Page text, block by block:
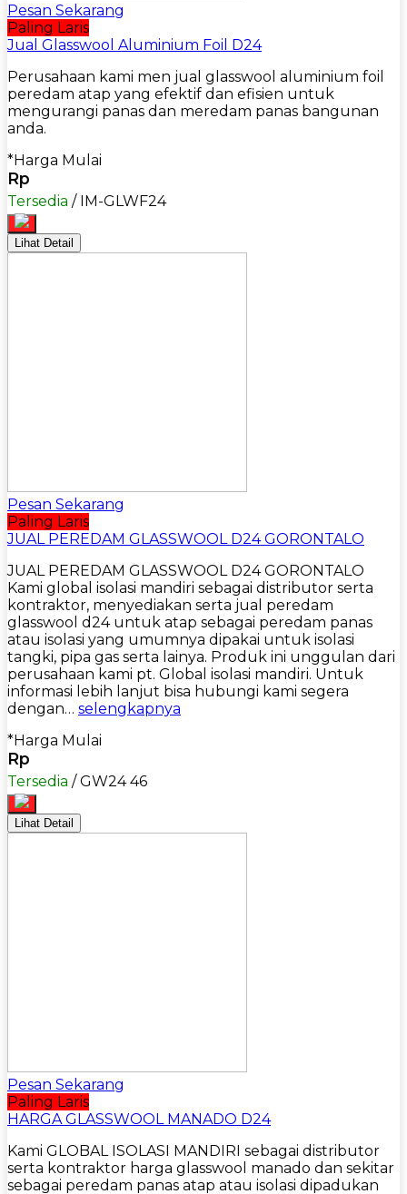
Pesan Sekarang
Paling Laris
Jual Glasswool Aluminium Foil D24
Perusahaan kami men jual glasswool aluminium foil
peredam atap yang efektif dan efisien untuk
mengurangi panas dan meredam panas bangunan
anda.
*Harga Mulai
Rp
Tersedia / IM-GLWF24
Lihat Detail
Pesan Sekarang
Paling Laris
JUAL PEREDAM GLASSWOOL D24 GORONTALO
JUAL PEREDAM GLASSWOOL D24 GORONTALO
Kami global isolasi mandiri sebagai distributor serta
kontraktor, menyediakan serta jual peredam
glasswool d24 untuk atap sebagai peredam panas
atau isolasi yang umumnya dipakai untuk isolasi
tangki, pipa gas serta lainya. Produk ini unggulan dari
perusahaan kami pt. Global isolasi mandiri. Untuk
informasi lebih lanjut bisa hubungi kami segera
dengan… selengkapnya
*Harga Mulai
Rp
Tersedia / GW24 46
Lihat Detail
Pesan Sekarang
Paling Laris
HARGA GLASSWOOL MANADO D24
Kami GLOBAL ISOLASI MANDIRI sebagai distributor
serta kontraktor harga glasswool manado dan sekitar
sebagai peredam panas atap atau isolasi dipadukan